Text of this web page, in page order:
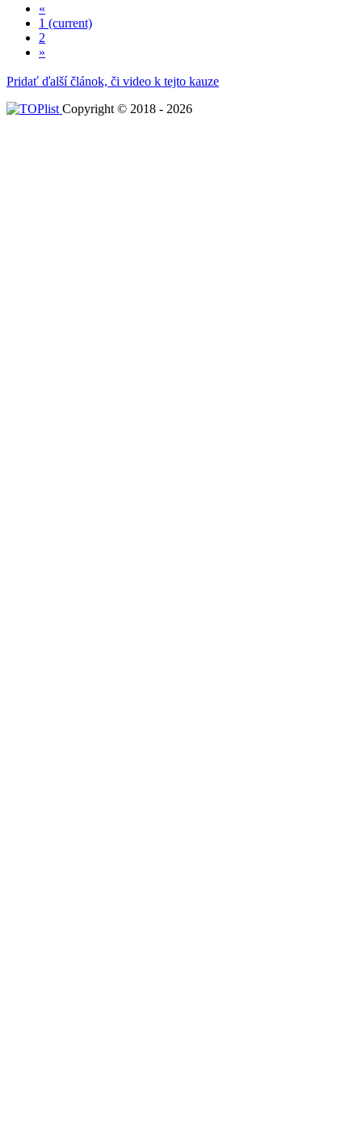
«
1 (current)
2
»
Pridať ďalší článok, či video k tejto kauze
Copyright © 2018 - 2026